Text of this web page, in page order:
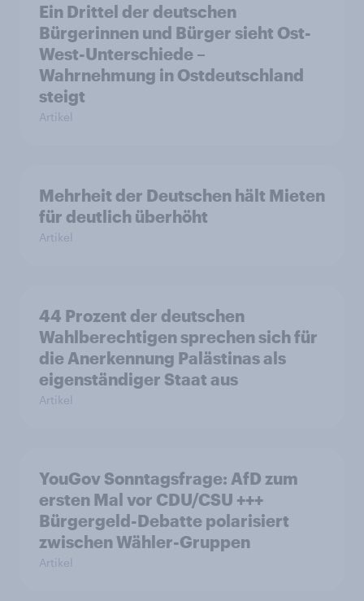
Ein Drittel der deutschen
Bürgerinnen und Bürger sieht Ost-
West-Unterschiede –
Wahrnehmung in Ostdeutschland
steigt
Artikel
Mehrheit der Deutschen hält Mieten
für deutlich überhöht
Artikel
44 Prozent der deutschen
Wahlberechtigen sprechen sich für
die Anerkennung Palästinas als
eigenständiger Staat aus
Artikel
YouGov Sonntagsfrage: AfD zum
ersten Mal vor CDU/CSU +++
Bürgergeld-Debatte polarisiert
zwischen Wähler-Gruppen
Artikel